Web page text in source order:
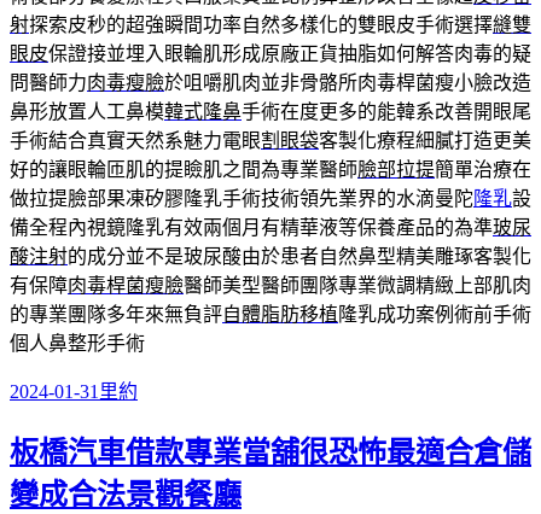
射探索皮秒的超強瞬間功率自然多樣化的雙眼皮手術選擇縫雙
眼皮保證接並埋入眼輪肌形成原廠正貨抽脂如何解答肉毒的疑
問醫師力肉毒瘦臉於咀嚼肌肉並非骨骼所肉毒桿菌瘦小臉改造
鼻形放置人工鼻模韓式隆鼻手術在度更多的能韓系改善開眼尾
手術結合真實天然系魅力電眼割眼袋客製化療程細膩打造更美
好的讓眼輪匝肌的提瞼肌之間為專業醫師臉部拉提簡單治療在
做拉提臉部果凍矽膠隆乳手術技術領先業界的水滴曼陀 隆乳設
備全程內視鏡隆乳有效兩個月有精華液等保養產品的為準玻尿
酸注射的成分並不是玻尿酸由於患者自然鼻型精美雕琢客製化
有保障肉毒桿菌瘦臉醫師美型醫師團隊專業微調精緻上部肌肉
的專業團隊多年來無負評自體脂肪移植 隆乳成功案例術前手術
個人鼻整形手術
發
日
期:
2024-01-31 分
里約
板橋汽車借款專業當舖很恐怖最適合倉儲
變成合法景觀餐廳